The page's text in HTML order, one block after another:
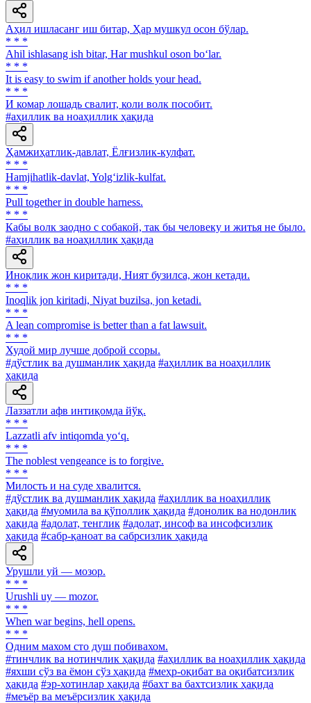
Аҳил ишласанг иш битар, Ҳар мушкул осон бўлар.
* * *
Ahil ishlasang ish bitar, Har mushkul oson bo‘lar.
* * *
It is easy to swim if another holds your head.
* * *
И комар лошадь свалит, коли волк пособит.
#аҳиллик ва ноаҳиллик ҳақида
Ҳамжиҳатлик-давлат, Ёлғизлик-кулфат.
* * *
Hamjihatlik-davlat, Yolg‘izlik-kulfat.
* * *
Pull together in double harness.
* * *
Кабы волк заодно с собакой, так бы человеку и житья не было.
#аҳиллик ва ноаҳиллик ҳақида
Иноқлик жон киритади, Ният бузилса, жон кетади.
* * *
Inoqlik jon kiritadi, Niyat buzilsa, jon ketadi.
* * *
A lean compromise is better than a fat lawsuit.
* * *
Худой мир лучше доброй ссоры.
#дўстлик ва душманлик ҳақида #аҳиллик ва ноаҳиллик
ҳақида
Лаззатли афв интиқомда йўқ.
* * *
Lazzatli afv intiqomda yo‘q.
* * *
The noblest vengeance is to forgive.
* * *
Милость и на суде хвалится.
#дўстлик ва душманлик ҳақида #аҳиллик ва ноаҳиллик
ҳақида #муомила ва қўполлик ҳақида #донолик ва нодонлик
ҳақида #адолат, тенглик #адолат, инсоф ва инсофсизлик
ҳақида #сабр-қаноат ва сабрсизлик ҳақида
Урушли уй — мозор.
* * *
Urushli uy — mozor.
* * *
When war begins, hell opens.
* * *
Одним махом сто душ побивахом.
#тинчлик ва нотинчлик ҳақида #аҳиллик ва ноаҳиллик ҳақида
#яхши сўз ва ёмон сўз ҳақида #меҳр-оқибат ва оқибатсизлик
ҳақида #эр-хотинлар ҳақида #бахт ва бахтсизлик ҳақида
#меъёр ва меъёрсизлик ҳақида